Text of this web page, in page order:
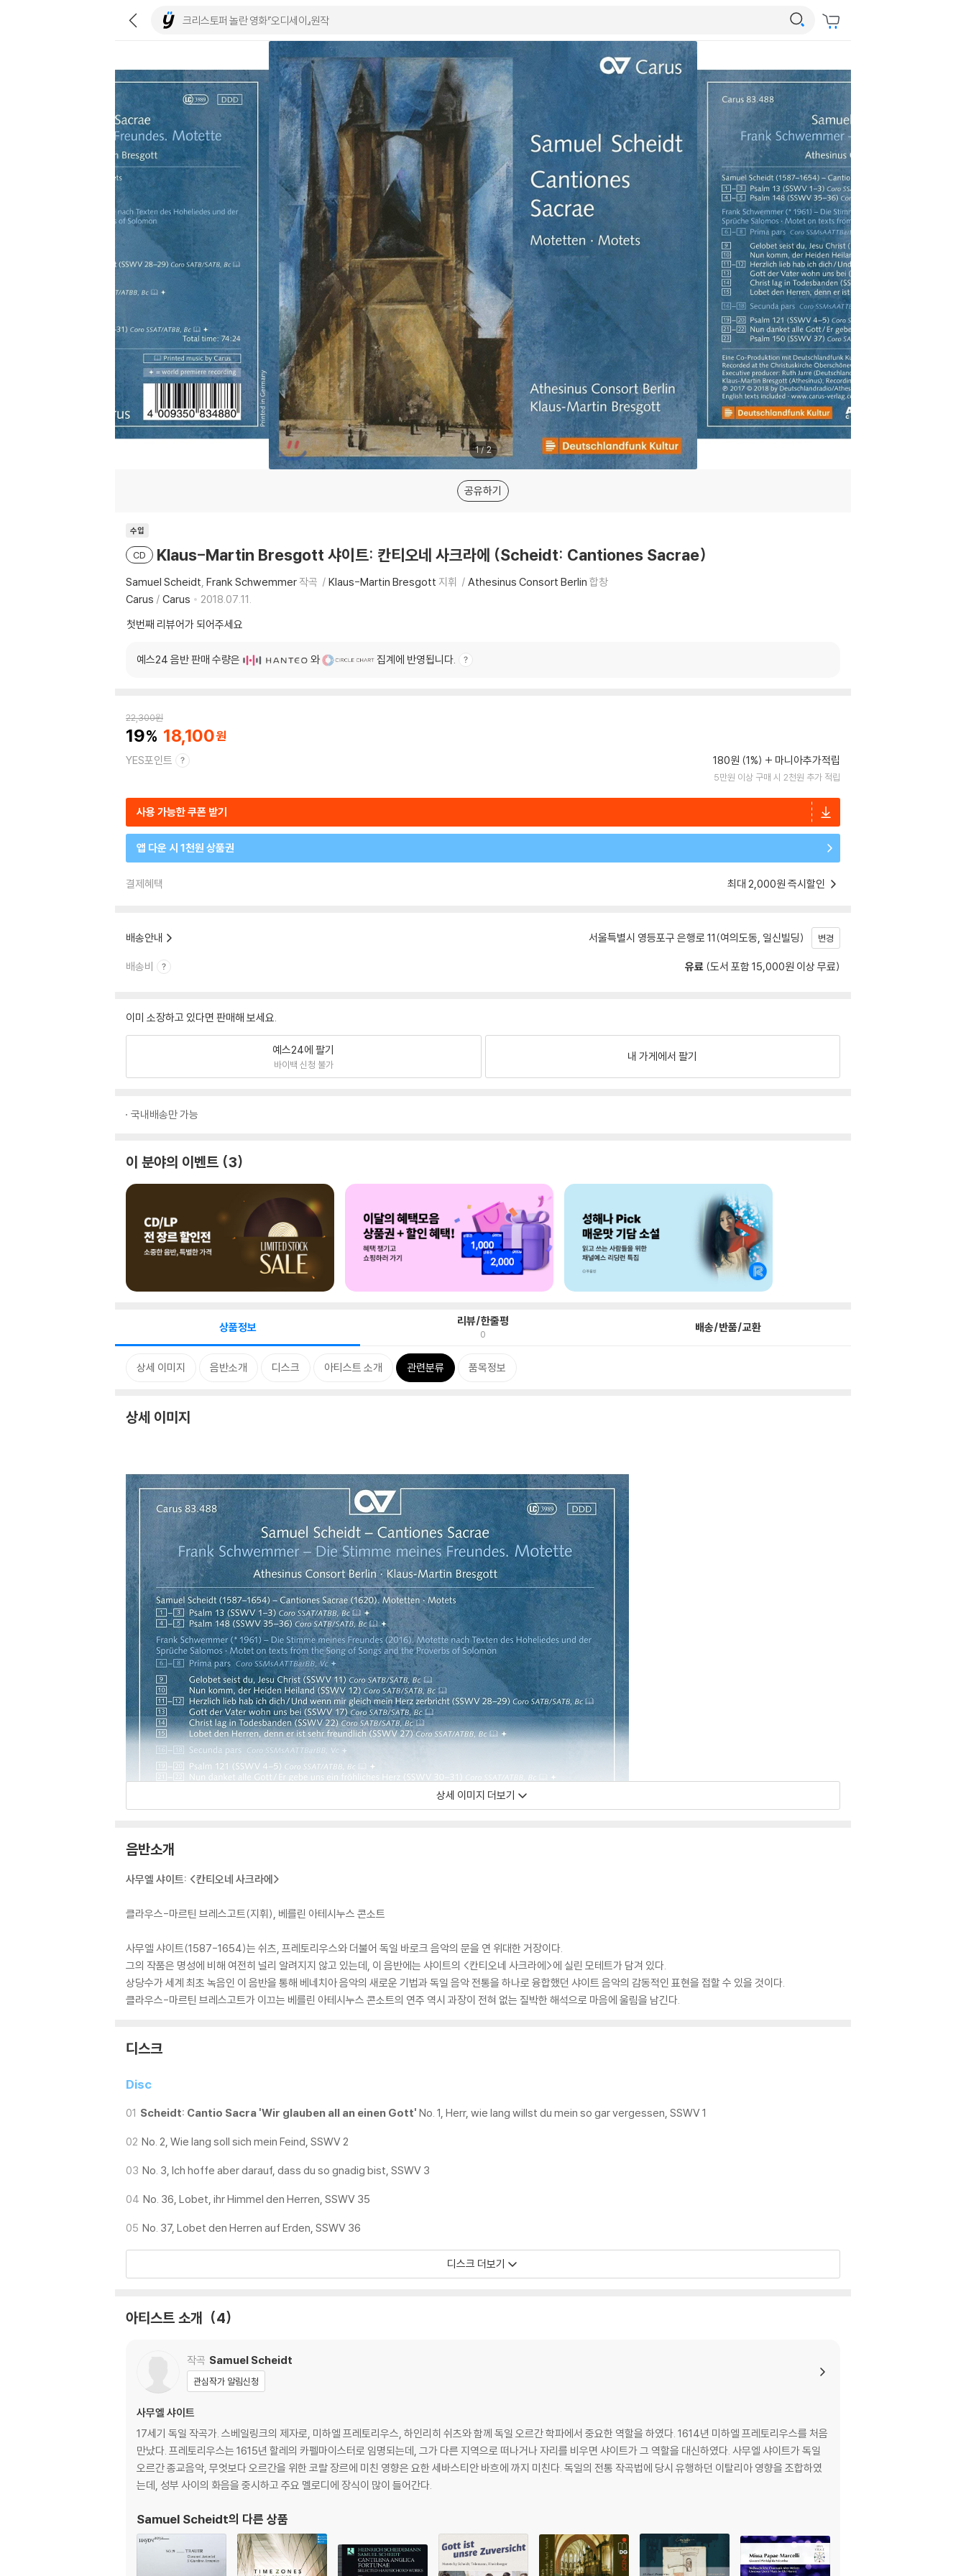
1/2
공유하기
수입
CD Klaus-Martin Bresgott 샤이트: 칸티오네 사크라에 (Scheidt: Cantiones Sacrae)
Samuel Scheidt Frank Schwemmer 작곡 Klaus-Martin Bresgott 지휘 Athesinus Consort Berlin 합창
Carus / Carus
2018.07.11.
첫번째 리뷰어가 되어주세요
예스24 음반 판매 수량은 와 집계에 반영됩니다.
22,300원
19 18,100
YES포인트 180원 (1%) 마니아추가적립
5만원 이상 구매 시 2천원 추가 적립
사용 가능한 쿠폰 받기
앱 다운 시 1천원 상품권
결제혜택 최대 2,000원 즉시할인
배송안내 서울특별시 영등포구 은행로 11(여의도동, 일신빌딩) 변경
배송비 유료 (도서 포함 15,000원 이상 무료)
이미 소장하고 있다면 판매해 보세요.
예스24에 팔기
바이백 신청 불가
내 가게에서 팔기
국내배송만 가능
이 분야의 이벤트 3
상품정보 리뷰/한줄평
0 배송/반품/교환
상세 이미지 음반소개 디스크 아티스트 소개 관련분류 품목정보
상세 이미지
상세 이미지 더보기
음반소개
사무엘 샤이트: <칸티오네 사크라에>
클라우스-마르틴 브레스고트(지휘), 베를린 아테시누스 콘소트
사무엘 샤이트(1587-1654)는 쉬츠, 프레토리우스와 더불어 독일 바로크 음악의 문을 연 위대한 거장이다.
그의 작품은 명성에 비해 여전히 널리 알려지지 않고 있는데, 이 음반에는 샤이트의 <칸티오네 사크라에>에 실린 모테트가 담겨 있다.
상당수가 세계 최초 녹음인 이 음반을 통해 베네치아 음악의 새로운 기법과 독일 음악 전통을 하나로 융합했던 샤이트 음악의 감동적인 표현을 접할 수 있을 것이다.
클라우스-마르틴 브레스고트가 이끄는 베를린 아테시누스 콘소트의 연주 역시 과장이 전혀 없는 질박한 해석으로 마음에 울림을 남긴다.
디스크
Disc
01 Scheidt: Cantio Sacra 'Wir glauben all an einen Gott' No. 1, Herr, wie lang willst du mein so gar vergessen, SSWV 1
02 No. 2, Wie lang soll sich mein Feind, SSWV 2
03 No. 3, Ich hoffe aber darauf, dass du so gnadig bist, SSWV 3
04 No. 36, Lobet, ihr Himmel den Herren, SSWV 35
05 No. 37, Lobet den Herren auf Erden, SSWV 36
디스크 더보기
아티스트 소개 4
작곡 Samuel Scheidt
관심작가 알림신청
사무엘 샤이트
17세기 독일 작곡가. 스베일링크의 제자로, 미하엘 프레토리우스, 하인리히 쉬츠와 함께 독일 오르간 학파에서 중요한 역할을 하였다. 1614년 미하엘 프레토리우스를 처음
만났다. 프레토리우스는 1615년 할레의 카펠마이스터로 임명되는데, 그가 다른 지역으로 떠나거나 자리를 비우면 샤이트가 그 역할을 대신하였다. 사무엘 샤이트가 독일
오르간 종교음악, 무엇보다 오르간을 위한 코랄 장르에 미친 영향은 요한 세바스티안 바흐에 까지 미친다. 독일의 전통 작곡법에 당시 유행하던 이탈리아 영향을 조합하였
는데, 성부 사이의 화음을 중시하고 주요 멜로디에 장식이 많이 들어간다.
Samuel Scheidt의 다른 상품